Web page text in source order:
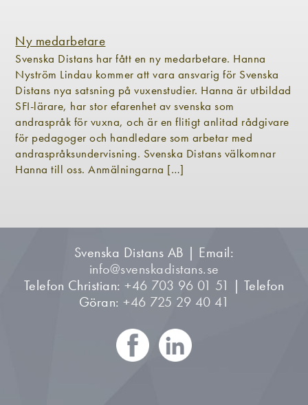
Ny medarbetare
Svenska Distans har fått en ny medarbetare. Hanna
Nyström Lindau kommer att vara ansvarig för Svenska
Distans nya satsning på vuxenstudier. Hanna är utbildad
SFI-lärare, har stor efarenhet av svenska som
andraspråk för vuxna, och är en flitigt anlitad rådgivare
för pedagoger och handledare som arbetar med
andraspråksundervisning. Svenska Distans välkomnar
Hanna till oss. Anmälningarna […]
Svenska Distans AB | Email:
info@svenskadistans.se
Telefon Christian:+46 703 96 01 51 | Telefon
Göran:+46 725 29 40 41